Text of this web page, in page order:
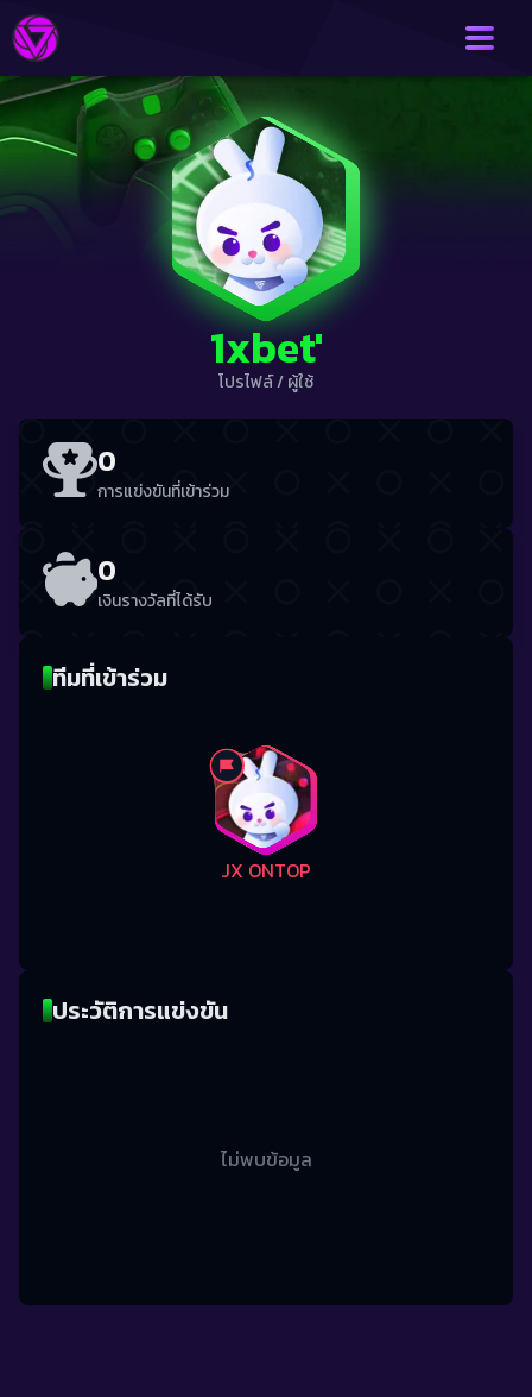
1xbet'
โปรไฟล์/ผู้ใช้
0
การแข่งขันที่เข้าร่วม
0
เงินรางวัลที่ได้รับ
ทีมที่เข้าร่วม
JX ONTOP
ประวัติการแข่งขัน
ไม่พบข้อมูล